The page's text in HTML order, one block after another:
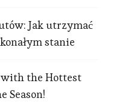
Jak utrzymać
stanie
the Hottest
Season!